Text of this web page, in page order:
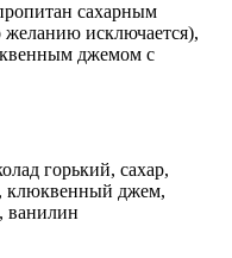
сахарным
желанию исключается),
джемом с
горький, сахар,
клюквенный джем,
ванилин